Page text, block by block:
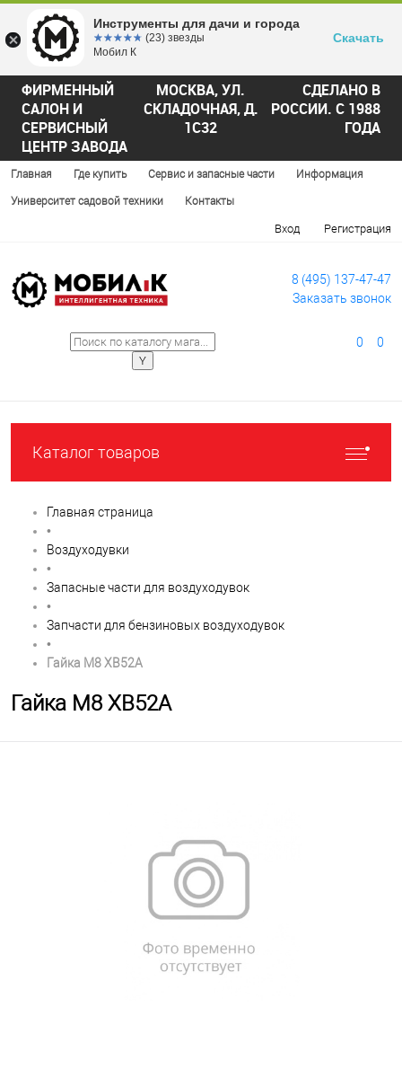
ФИРМЕННЫЙ
САЛОН И
СЕРВИСНЫЙ
ЦЕНТР ЗАВОДА
МОСКВА, УЛ.
СКЛАДОЧНАЯ, Д.
1С32
СДЕЛАНО В
РОССИИ. С 1988
ГОДА
Главная Где купить Сервис и запасные части Информация
Университет садовой техники Контакты
Вход Регистрация
8 (495) 137-47-47
Заказать звонок
0 0
Каталог товаров
Главная страница
•
Воздуходувки
•
Запасные части для воздуходувок
•
Запчасти для бензиновых воздуходувок
•
Гайка М8 XB52A
Гайка М8 XB52A
Инструменты для дачи и города
☆☆☆☆☆
★★★★★ (23) звезды
Мобил К
Скачать